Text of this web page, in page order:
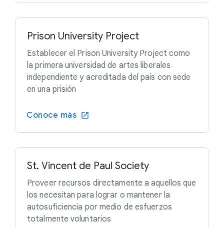
Prison University Project
Establecer el Prison University Project como
la primera universidad de artes liberales
independiente y acreditada del país con sede
en una prisión
Conoce más
St. Vincent de Paul Society
Proveer recursos directamente a aquellos que
los necesitan para lograr o mantener la
autosuficiencia por medio de esfuerzos
totalmente voluntarios